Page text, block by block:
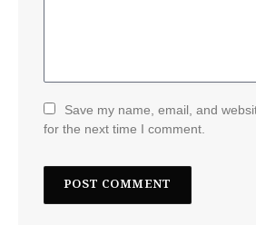
Save my name, email, and
for the next time I comment.